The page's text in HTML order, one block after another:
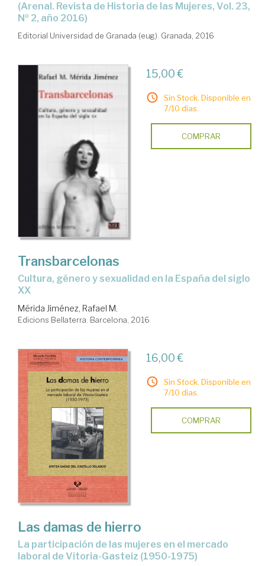
(Arenal. Revista de Historia de las Mujeres, Vol. 23,
Nº 2, año 2016)
Editorial Universidad de Granada (eug). Granada, 2016
15,00 €
Sin Stock. Disponible en
7/10 días.
COMPRAR
Transbarcelonas
cultura, género y sexualidad en la España del siglo
XX
Mérida Jiménez, Rafael M.
Edicions Bellaterra. Barcelona, 2016
16,00 €
Sin Stock. Disponible en
7/10 días.
COMPRAR
Las damas de hierro
la participación de las mujeres en el mercado
laboral de Vitoria-Gasteiz (1950-1975)